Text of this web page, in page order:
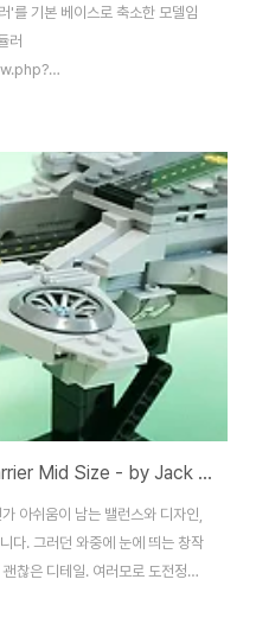
'를 기본 베이스로 축소한 모델임
러
서 포기. 그럼 작게라도 해볼까?
해서 흉내를 내다보니.. 요런 녀
더 가해졌습니다만..;) 그렇게 뚝딱
.. 내일부터 펼쳐질 브릭코리아
[해외창작] The SHIELD Helicarrier Mid Size - by Jack Marquez
아쉬움이 남는 밸런스와 디자인,
다. 그러던 와중에 눈에 띄는 창작
찮은 디테일. 여러모로 도전정신
Jack Marquez의 작품입니다.